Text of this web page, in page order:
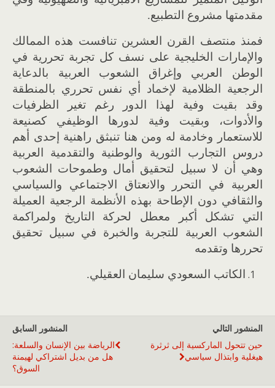
مقدمتها مشروع التطبيع.
فمنذ منتصف القرن العشرين تنافست هذه الممالك
والإمارات الخليجية على نسف كل تجربة تحررية في
الوطن العربي وإغراق الشعوب العربية بالدعاية
الرجعية الظلامية لإخماد أي نفس تحرري بالمنطقة
وقد بقيت وفية لهذا الدور رغم تغير الظرفيات
والأدوات، وبقيت وفية لدورها الوظيفي كصنيعة
للاستعمار وخادمة له ومن هنا تنبثق راهنية إحدى أهم
دروس التجارب الثورية والوطنية والتقدمية العربية
وهي أن لا سبيل لتحقيق أمال وطموحات الشعوب
العربية في التحرر والانعتاق الاجتماعي والسياسي
والثقافي دون الإطاحة بهذه الأنظمة الرجعية العميلة
التي تشكل أكبر معطل لحركة التاريخ ولمراكمة
الشعوب العربية للتجربة والخبرة في سبيل تحقيق
تحررها وتقدمه
الكاتب السعودي سليمان العقيلي.
المنشور السابق
الرياضة بين الإنسان والسلعة:
هل من بديل اشتراكي لهيمنة
السوق؟
المنشور التالي
حين تتحول الماركسية إلى ثرثرة
هيغلية وابتذال سياسي